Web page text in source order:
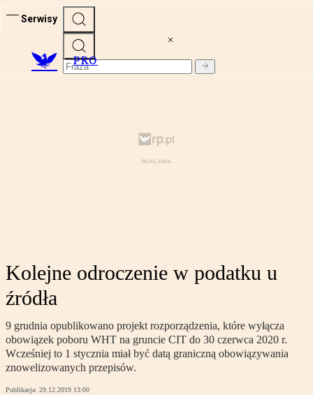
Serwisy
PRO
Kolejne odroczenie w podatku u
źródła
9 grudnia opublikowano projekt rozporządzenia, które wyłącza
obowiązek poboru WHT na gruncie CIT do 30 czerwca 2020 r.
Wcześniej to 1 stycznia miał być datą graniczną obowiązywania
znowelizowanych przepisów.
Publikacja: 29.12.2019 13:00